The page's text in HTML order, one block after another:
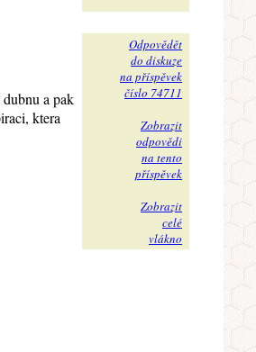
a pak
ktera
Odpovědět
do diskuze
na příspěvek
číslo 74711
Zobrazit
odpovědi
na tento
příspěvek
Zobrazit
celé
vlákno